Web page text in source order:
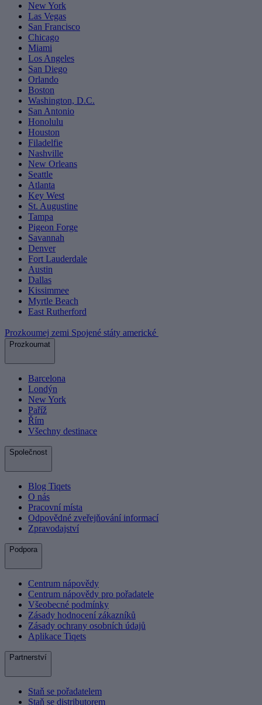
New York
Las Vegas
San Francisco
Chicago
Miami
Los Angeles
San Diego
Orlando
Boston
Washington, D.C.
San Antonio
Honolulu
Houston
Filadelfie
Nashville
New Orleans
Seattle
Atlanta
Key West
St. Augustine
Tampa
Pigeon Forge
Savannah
Denver
Fort Lauderdale
Austin
Dallas
Kissimmee
Myrtle Beach
East Rutherford
Prozkoumej zemi Spojené státy americké
Prozkoumat
Barcelona
Londýn
New York
Paříž
Řím
Všechny destinace
Společnost
Blog Tiqets
O nás
Pracovní místa
Odpovědné zveřejňování informací
Zpravodajství
Podpora
Centrum nápovědy
Centrum nápovědy pro pořadatele
Všeobecné podmínky
Zásady hodnocení zákazníků
Zásady ochrany osobních údajů
Aplikace Tiqets
Partnerství
Staň se pořadatelem
Staň se distributorem